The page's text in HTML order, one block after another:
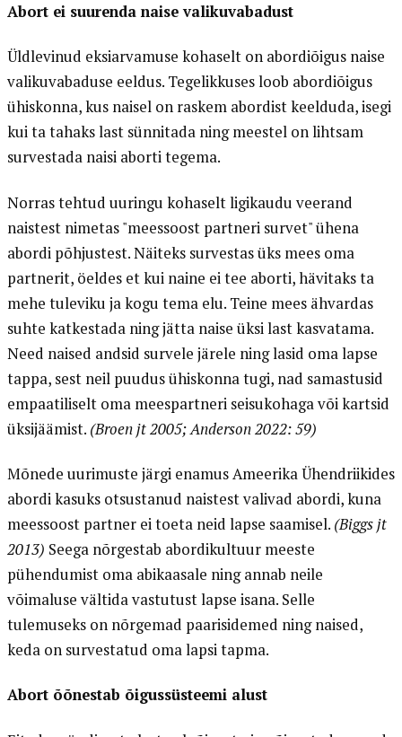
Abort ei suurenda naise valikuvabadust
Üldlevinud eksiarvamuse kohaselt on abordiõigus naise
valikuvabaduse eeldus. Tegelikkuses loob abordiõigus
ühiskonna, kus naisel on raskem abordist keelduda, isegi
kui ta tahaks last sünnitada ning meestel on lihtsam
survestada naisi aborti tegema.
Norras tehtud uuringu kohaselt ligikaudu veerand
naistest nimetas "meessoost partneri survet" ühena
abordi põhjustest. Näiteks survestas üks mees oma
partnerit, öeldes et kui naine ei tee aborti, hävitaks ta
mehe tuleviku ja kogu tema elu. Teine mees ähvardas
suhte katkestada ning jätta naise üksi last kasvatama.
Need naised andsid survele järele ning lasid oma lapse
tappa, sest neil puudus ühiskonna tugi, nad samastusid
empaatiliselt oma meespartneri seisukohaga või kartsid
üksijäämist. (Broen jt 2005; Anderson 2022: 59)
Mõnede uurimuste järgi enamus Ameerika Ühendriikides
abordi kasuks otsustanud naistest valivad abordi, kuna
meessoost partner ei toeta neid lapse saamisel. (Biggs jt
2013) Seega nõrgestab abordikultuur meeste
pühendumist oma abikaasale ning annab neile
võimaluse vältida vastutust lapse isana. Selle
tulemuseks on nõrgemad paarisidemed ning naised,
keda on survestatud oma lapsi tapma.
Abort õõnestab õigussüsteemi alust